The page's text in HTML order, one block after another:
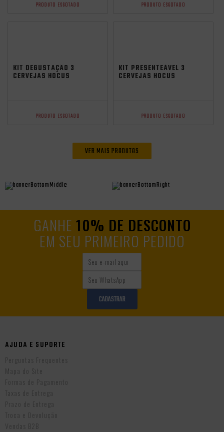
PRODUTO ESGOTADO PRODUTO ESGOTADO
KIT DEGUSTAÇÃO 3
CERVEJAS HOCUS
PRODUTO ESGOTADO
KIT PRESENTEÁVEL 3
CERVEJAS HOCUS
PRODUTO ESGOTADO
VER MAIS PRODUTOS
GANHE 10% DE DESCONTO
EM SEU PRIMEIRO PEDIDO
CADASTRAR
AJUDA E SUPORTE
Perguntas Frequentes
Mapa do Site
Formas de Pagamento
Taxas de Entrega
Prazo de Entrega
Troca e Devolução
Vendas B2B